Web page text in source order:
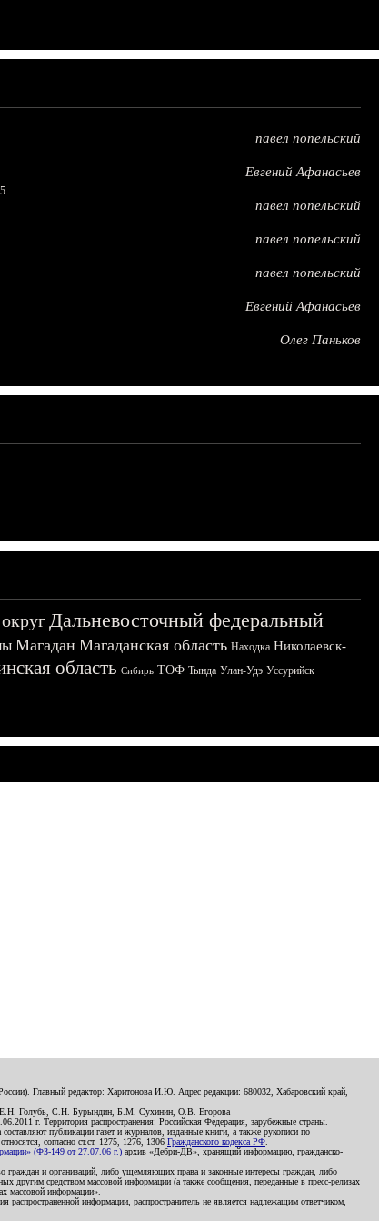
павел попельский
Евгений Афанасьев
павел попельский
павел попельский
павел попельский
Евгений Афанасьев
Олег Паньков
Дальневосточный федеральный
Магадан Магаданская область Находка Николаевск-
область Сибирь ТОФ Тында Улан-Удэ Уссурийск
Главный редактор: Харитонова И.Ю. Адрес редакции: 680032, Хабаровский край,
Е.Н. Голубь, С.Н. Бурындин, Б.М. Сухинин, О.В. Егорова
г. Территория распространения: Российская Федерация, зарубежные страны.
публикации газет и журналов, изданные книги, а также рукописи по
согласно ст.ст. 1275, 1276, 1306 Гражданского кодекса РФ
(ФЗ-149 от 27.07.06 г.) архив «Дебри-ДВ», хранящий информацию, гражданско-
граждан и организаций, либо ущемляющих права и законные интересы граждан, либо
другим средством массовой информации (а также сообщения, переданные в пресс-релизах
массовой информации».
информации, распространитель не является надлежащим ответчиком,